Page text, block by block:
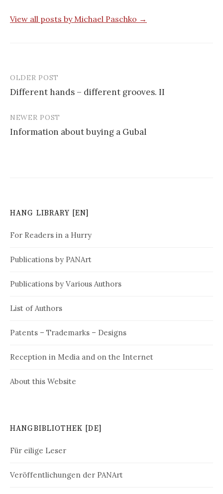
View all posts by Michael Paschko →
o
v
i
a
t
o
n
OLDER POST
Different hands – different grooves. II
NEWER POST
Information about buying a Gubal
HANG LIBRARY [EN]
For Readers in a Hurry
Publications by PANArt
Publications by Various Authors
List of Authors
Patents – Trademarks – Designs
Reception in Media and on the Internet
About this Website
HANGBIBLIOTHEK [DE]
Für eilige Leser
Veröffentlichungen der PANArt